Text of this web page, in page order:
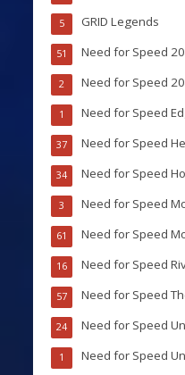
GRID Legends
5
Need for Speed
51
Need for Speed
2
Need for Speed
1
Need for Speed
37
Need for Speed
34
Need for Speed
3
Need for Speed
61
Need for Speed
16
Need for Speed
57
Need for Speed
24
Need for Speed
1